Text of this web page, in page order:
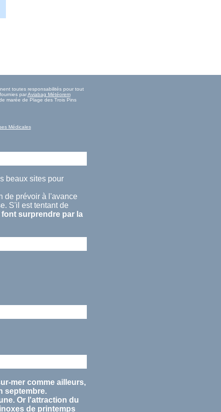
toutes responsabilités pour tout
parAviabag Météorem
marée de Plage des Trois Pins
Médicales
beaux sites pour
de prévoir à l'avance
S'il est tentant de
surprendre par la
mer comme ailleurs,
septembre.
Or l'attraction du
de printemps